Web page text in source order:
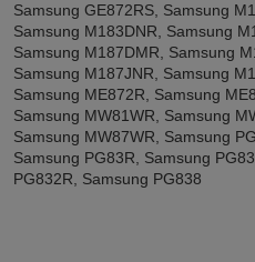
Samsung GE872RS, Samsung
Samsung M183DNR, Samsung
Samsung M187DMR, Samsung
Samsung M187JNR, Samsung
Samsung ME872R, Samsung
Samsung MW81WR, Samsung
Samsung MW87WR, Samsung
Samsung PG83R, Samsung
PG832R, Samsung PG838